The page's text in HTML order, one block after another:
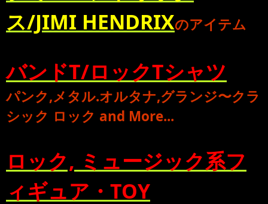
ス/JIMI HENDRIXのアイテム
バンドT/ロックTシャツ
パンク,メタル.オルタナ,グランジ〜クラ
シック ロック and More...
ロック, ミュージック系フ
ィギュア・TOY